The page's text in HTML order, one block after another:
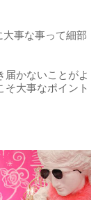
大事な事って細部
届かないことがよ
そ大事なポイント